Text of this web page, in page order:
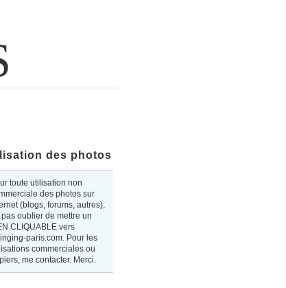
des photos
toute utilisation non
des photos sur
(blogs, forums, autres),
oublier de mettre un
CLIQUABLE vers
paris.com. Pour les
commerciales ou
me contacter. Merci.